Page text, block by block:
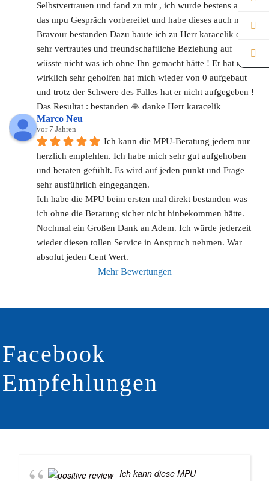
Selbstvertrauen und fand zu mir , ich wurde bestens auf
das mpu Gespräch vorbereitet und habe dieses auch mit
Bravour bestanden Dazu baute ich zu Herr karacelik ein
sehr vertrautes und freundschaftliche Beziehung auf  ! Ich
wüsste nicht was ich ohne Ihn gemacht hätte ! Er hat mir
wirklich sehr geholfen hat mich wieder von 0 aufgebaut
und trotz der Schwere des Falles hat er nicht aufgegeben !
Das Resultat : bestanden 🙏 danke Herr karacelik
Marco Neu
vor 7 Jahren
Ich kann die MPU-Beratung jedem nur
herzlich empfehlen. Ich habe mich sehr gut aufgehoben
und beraten gefühlt. Es wird auf jeden punkt und Frage
sehr ausführlich eingegangen.
Ich habe die MPU beim ersten mal direkt bestanden was
ich ohne die Beratung sicher nicht hinbekommen hätte.
Nochmal ein Großen Dank an Adem. Ich würde jederzeit
wieder diesen tollen Service in Anspruch nehmen. War
absolut jeden Cent Wert.
Mehr Bewertungen
Facebook
Empfehlungen
Ich kann diese MPU